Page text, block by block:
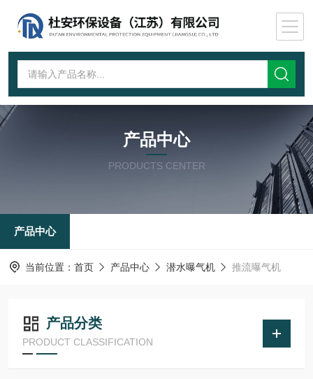
产品中心
PRODUCTS CENTER
产品中心
当前位置： 首页 产品中心 潜水曝气机 推流曝气机
产品分类
PRODUCT CLASSIFICATION